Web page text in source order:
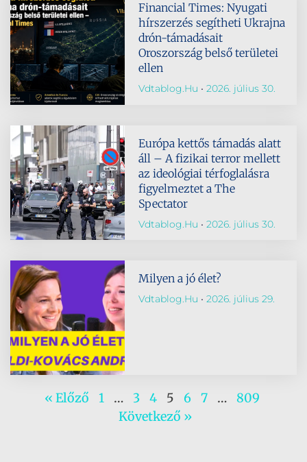
Financial Times: Nyugati
hírszerzés segítheti Ukrajna
drón-támadásait
Oroszország belső területei
ellen
Vdtablog.hu 2026. július 30.
Európa kettős támadás alatt
áll – A fizikai terror mellett
az ideológiai térfoglalásra
figyelmeztet a The
Spectator
Vdtablog.hu 2026. július 30.
Milyen a jó élet?
Vdtablog.hu 2026. július 29.
« Előző 1 … 3 4 5 6 7 …
809
Következő »